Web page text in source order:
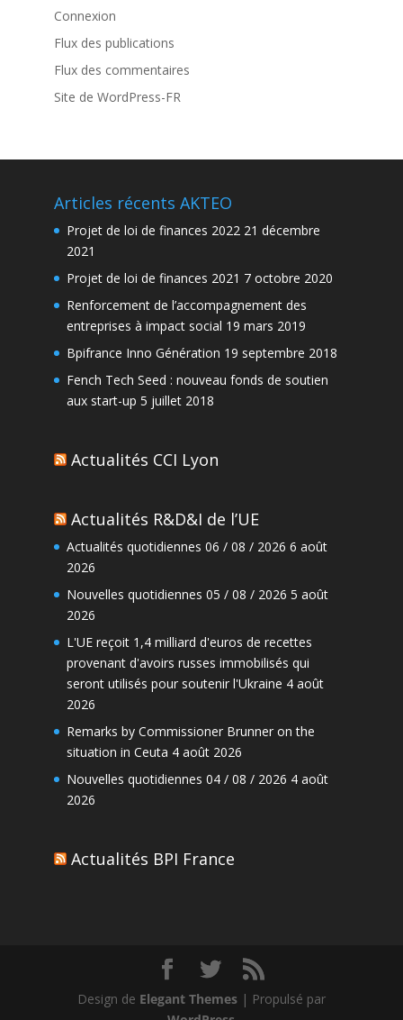
Connexion
Flux des publications
Flux des commentaires
Site de WordPress-FR
Articles récents AKTEO
Projet de loi de finances 2022 21 décembre
2021
Projet de loi de finances 2021 7 octobre 2020
Renforcement de l’accompagnement des
entreprises à impact social 19 mars 2019
Bpifrance Inno Génération 19 septembre 2018
Fench Tech Seed : nouveau fonds de soutien
aux start-up 5 juillet 2018
Actualités CCI Lyon
Actualités R&D&I de l’UE
Actualités quotidiennes 06 / 08 / 2026 6 août
2026
Nouvelles quotidiennes 05 / 08 / 2026 5 août
2026
L'UE reçoit 1,4 milliard d'euros de recettes
provenant d'avoirs russes immobilisés qui
seront utilisés pour soutenir l'Ukraine 4 août
2026
Remarks by Commissioner Brunner on the
situation in Ceuta 4 août 2026
Nouvelles quotidiennes 04 / 08 / 2026 4 août
2026
Actualités BPI France
Design de Elegant Themes| Propulsé par